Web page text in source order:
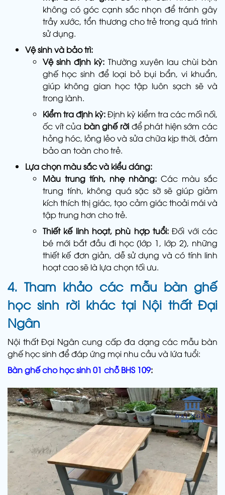
không có góc cạnh sắc nhọn để tránh gây
trầy xước, tổn thương cho trẻ trong quá trình
sử dụng.
Vệ sinh và bảo trì:
Vệ sinh định kỳ: Thường xuyên lau chùi bàn
ghế học sinh để loại bỏ bụi bẩn, vi khuẩn,
giúp không gian học tập luôn sạch sẽ và
trong lành.
Kiểm tra định kỳ:Định kỳ kiểm tra các mối nối,
ốc vít của bàn ghế rời để phát hiện sớm các
hỏng hóc, lỏng lẻo và sửa chữa kịp thời, đảm
bảo an toàn cho trẻ.
Lựa chọn màu sắc và kiểu dáng:
Màu trung tính, nhẹ nhàng: Các màu sắc
trung tính, không quá sặc sỡ sẽ giúp giảm
kích thích thị giác, tạo cảm giác thoải mái và
tập trung hơn cho trẻ.
Thiết kế linh hoạt, phù hợp tuổi:Đối với các
bé mới bắt đầu đi học (lớp 1, lớp 2), những
thiết kế đơn giản, dễ sử dụng và có tính linh
hoạt cao sẽ là lựa chọn tối ưu.
4. Tham khảo các mẫu bàn ghế
học sinh rời khác tại Nội thất Đại
Ngân
Nội thất Đại Ngân cung cấp đa dạng các mẫu bàn
ghế học sinh để đáp ứng mọi nhu cầu và lứa tuổi:
Bàn ghế cho học sinh 01 chỗ BHS 109: